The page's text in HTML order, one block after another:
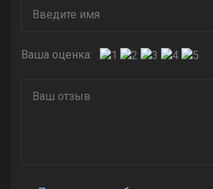
Ваша оценка: